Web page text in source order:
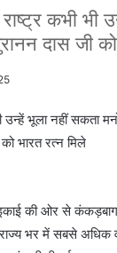
कभी भी
दास जी को
उन्हें भूला नहीं सकता
भारत रत्न मिले
इकाई की ओर से
भर में सबसे